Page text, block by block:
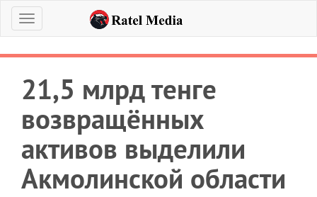
Меню
21,5 млрд тенге
возвращённых
активов выделили
Акмолинской области